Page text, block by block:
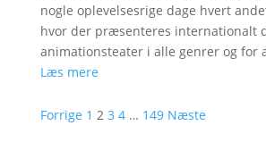
nogle oplevelsesrige dage hvert
hvor der præsenteres internationalt
animationsteater i alle genrer og for
Læs mere
Forrige 1 2 3 4 … 149 Næste